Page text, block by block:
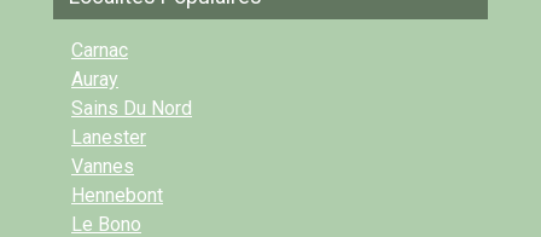
Carnac
Auray
Sains Du Nord
Lanester
Vannes
Hennebont
Le Bono